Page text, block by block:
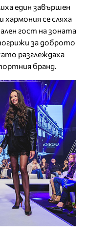
един завършен
се сляха
гост на зоната
за доброто
разглеждаха
бранд.